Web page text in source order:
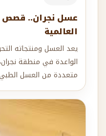
عسل نجران.. قصص
العالمية
يعد العسل ومنتجاته
الواعدة في منطقة
متعددة من العسل